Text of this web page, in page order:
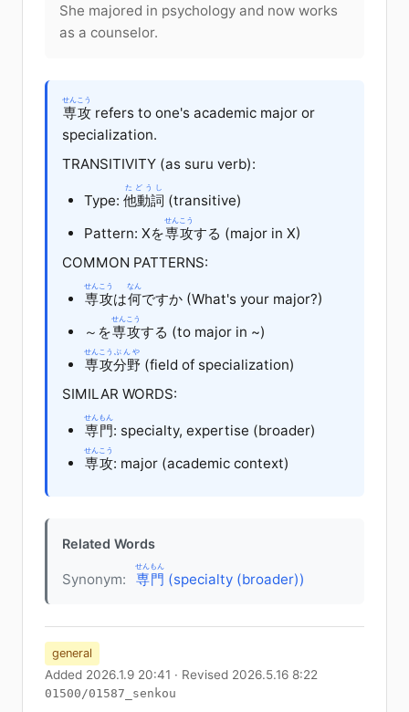
She majored in psychology and now works
as a counselor.
専攻
せんこう
refers to one's academic major or
specialization.
TRANSITIVITY (as suru verb):
Type: 他動詞
たどうし
(transitive)
Pattern: Xを専攻
せんこう
する (major in X)
COMMON PATTERNS:
専攻
せんこう
は何
なん
ですか (What's your major?)
～ を専攻
せんこう
する (to major in ~)
専攻
せんこう
分野
ぶんや
(field of specialization)
SIMILAR WORDS:
専門
せんもん
: specialty, expertise (broader)
専攻
せんこう
: major (academic context)
Related Words
Synonym: 専門
せんもん
(specialty (broader))
general
Added 2026.1.9 20:41 · Revised 2026.5.16 8:22
01500/01587_senkou